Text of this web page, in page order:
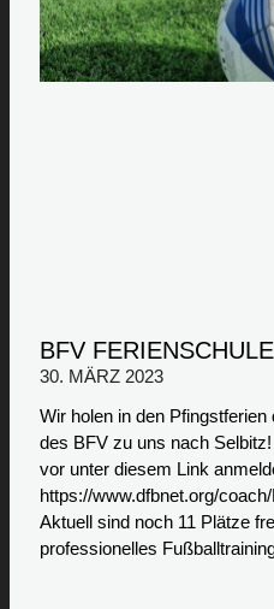
BFV FERIENSCHULE
30. MÄRZ 2023
Wir holen in den
des BFV zu uns nach
vor unter diesem Link
https://www.dfbnet.org/
Aktuell sind noch 11 Plätze
professionelles